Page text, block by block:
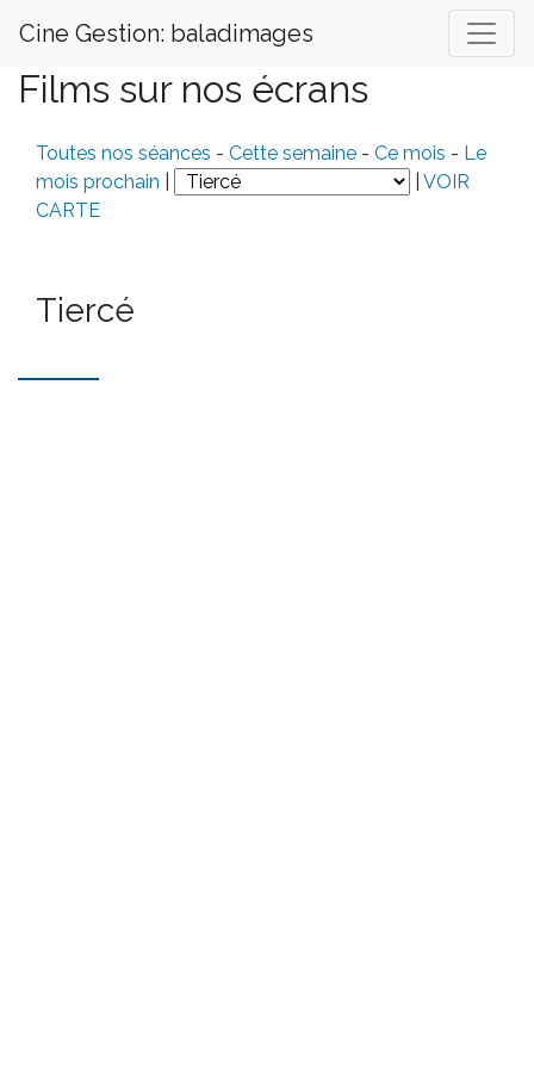
Cine Gestion: baladimages
Films sur nos écrans
Toutes nos séances - Cette semaine - Ce mois - Le
mois prochain
VOIR
CARTE
Tiercé